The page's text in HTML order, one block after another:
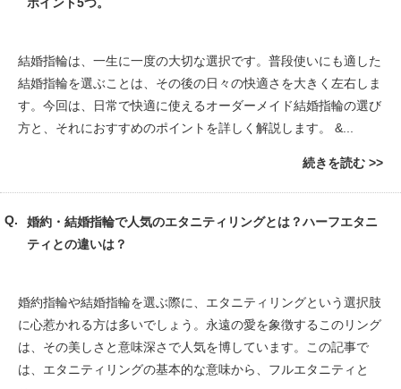
結婚指輪は、一生に一度の大切な選択です。普段使いにも適した
結婚指輪を選ぶことは、その後の日々の快適さを大きく左右しま
す。今回は、日常で快適に使えるオーダーメイド結婚指輪の選び
方と、それにおすすめのポイントを詳しく解説します。 &...
続きを読む
婚約・結婚指輪で人気のエタニティリングとは？ハーフエタニ
ティとの違いは？
婚約指輪や結婚指輪を選ぶ際に、エタニティリングという選択肢
に心惹かれる方は多いでしょう。永遠の愛を象徴するこのリング
は、その美しさと意味深さで人気を博しています。この記事で
は、エタニティリングの基本的な意味から、フルエタニティと